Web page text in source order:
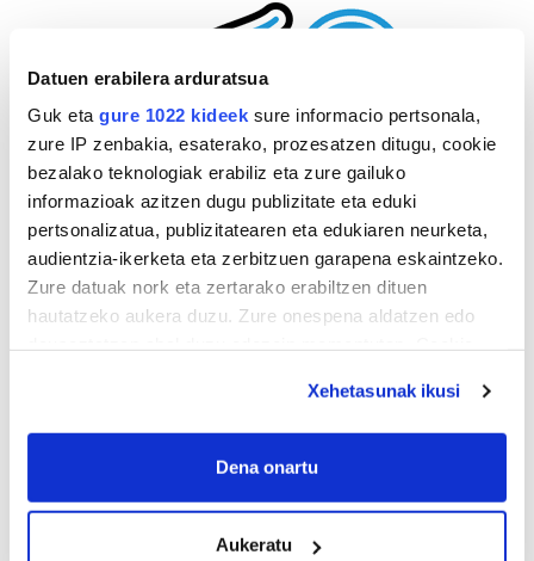
Datuen erabilera arduratsua
Guk eta gure 1022 kideek sure informacio pertsonala,
zure IP zenbakia, esaterako, prozesatzen ditugu, cookie
bezalako teknologiak erabiliz eta zure gailuko
informazioak azitzen dugu publizitate eta eduki
pertsonalizatua, publizitatearen eta edukiaren neurketa,
audientzia-ikerketa eta zerbitzuen garapena eskaintzeko.
Zure datuak nork eta zertarako erabiltzen dituen
hautatzeko aukera duzu. Zure onespena aldatzen edo
If you allow, we would also like to:
Collect information about your geographical
Identify your device by actively scanning it for
Xehetasunak ikusi
Dena onartu
Aukeratu